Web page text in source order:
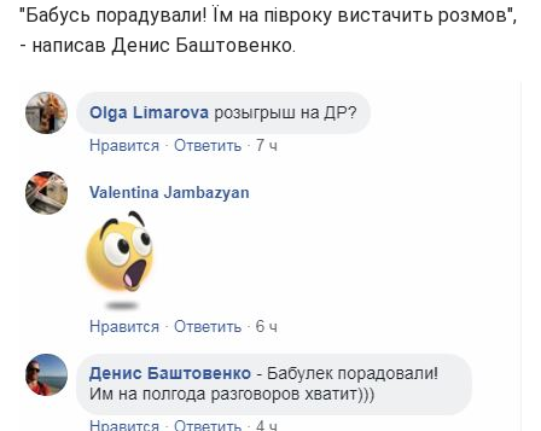
"Бабусь порадували! Їм на півроку вистачить розмов",
- написав Денис Баштовенко.